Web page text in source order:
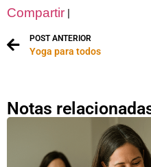
Compartir |
POST ANTERIOR
Yoga para todos
Notas